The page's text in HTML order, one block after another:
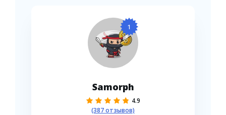
1
Samorph
4.9
(387 отзывов)